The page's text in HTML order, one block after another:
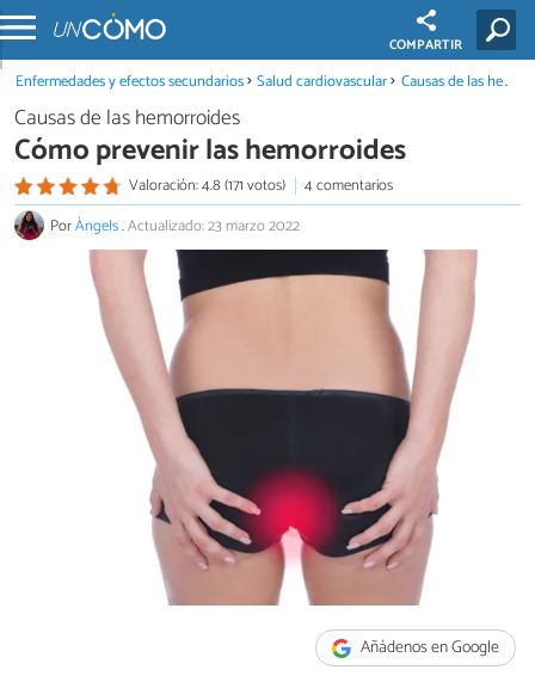
COMPARTIR
Enfermedades y efectos secundarios Salud cardiovascular Causas de las hemorroides
Causas de las hemorroides
Cómo prevenir las hemorroides
Valoración: 4.8 (171 votos)
4 comentarios
PorÀngels.Actualizado: 23 marzo 2022
Añádenos en Google